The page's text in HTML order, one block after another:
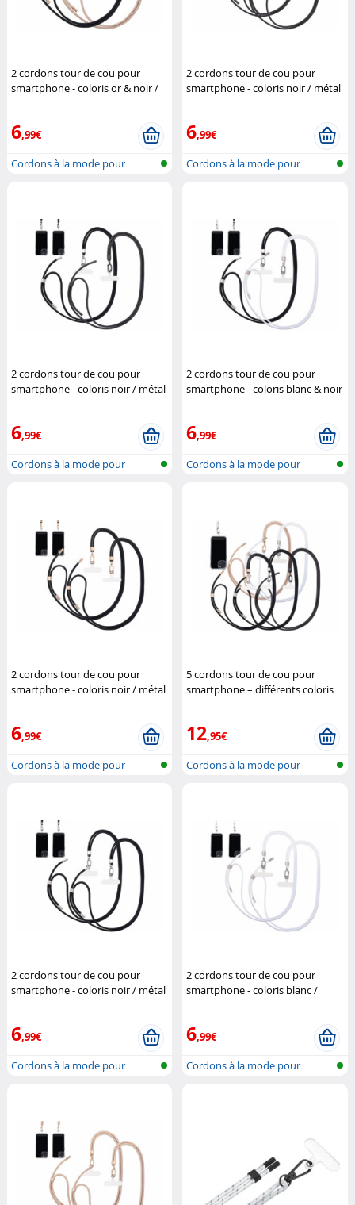
2 cordons tour de cou pour
smartphone - coloris or & noir /
6,99€
Cordons à la mode pour
2 cordons tour de cou pour
smartphone - coloris noir / métal
6,99€
Cordons à la mode pour
2 cordons tour de cou pour
smartphone - coloris noir / métal
6,99€
Cordons à la mode pour
2 cordons tour de cou pour
smartphone - coloris blanc & noir
6,99€
Cordons à la mode pour
2 cordons tour de cou pour
smartphone - coloris noir / métal
6,99€
Cordons à la mode pour
5 cordons tour de cou pour
smartphone – différents coloris
12,95€
Cordons à la mode pour
2 cordons tour de cou pour
smartphone - coloris noir / métal
6,99€
Cordons à la mode pour
2 cordons tour de cou pour
smartphone - coloris blanc /
6,99€
Cordons à la mode pour